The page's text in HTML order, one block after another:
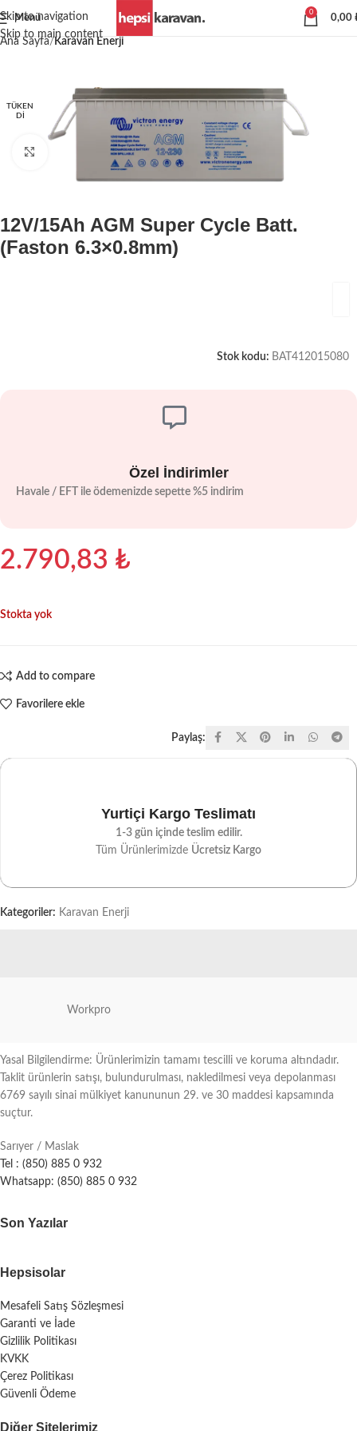
Skip to navigation
Skip to main content
Menü
0
0,00
Ana Sayfa Karavan Enerji
TÜKEN
DI
Büyütmek için tıklayın
12V/15Ah AGM Super Cycle Batt.
(Faston 6.3×0.8mm)
Stok kodu: BAT412015080
Özel İndirimler
Havale / EFT ile ödemenizde sepette %5 indirim
2.790,83 ₺
Stokta yok
Add to compare
Favorilere ekle
Paylaş:
Yurtiçi Kargo Teslimatı
1-3 gün içinde teslim edilir.
Tüm Ürünlerimizde Ücretsiz Kargo
Kategoriler: Karavan Enerji
Workpro
Yasal Bilgilendirme: Ürünlerimizin tamamı tescilli ve koruma altındadır.
Taklit ürünlerin satışı, bulundurulması, nakledilmesi veya depolanması
6769 sayılı sinai mülkiyet kanununun 29. ve 30 maddesi kapsamında
suçtur.
Sarıyer / Maslak
Tel : (850) 885 0 932
Whatsapp: (850) 885 0 932
Son Yazılar
Hepsisolar
Mesafeli Satış Sözleşmesi
Garanti ve İade
Gizlilik Politikası
KVKK
Çerez Politikası
Güvenli Ödeme
Diğer Sitelerimiz